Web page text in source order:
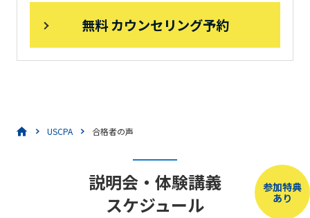
無料 カウンセリング予約
USCPA 合格者の声
参加特典
あり
説明会・体験講義
スケジュール